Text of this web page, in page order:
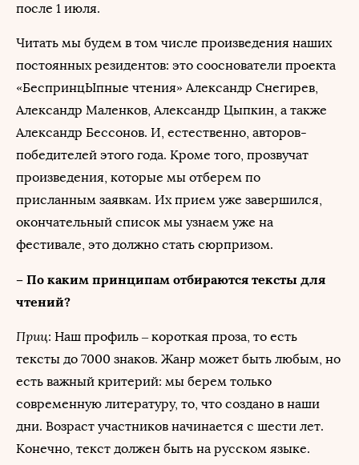
после 1 июля.
Читать мы будем в том числе произведения наших
постоянных резидентов: это сооснователи проекта
«БеспринцЫпные чтения» Александр Снегирев,
Александр Маленков, Александр Цыпкин, а также
Александр Бессонов. И, естественно, авторов-
победителей этого года. Кроме того, прозвучат
произведения, которые мы отберем по
присланным заявкам. Их прием уже завершился,
окончательный список мы узнаем уже на
фестивале, это должно стать сюрпризом.
– По каким принципам отбираются тексты для
чтений?
Приц: Наш профиль – короткая проза, то есть
тексты до 7000 знаков. Жанр может быть любым, но
есть важный критерий: мы берем только
современную литературу, то, что создано в наши
дни. Возраст участников начинается с шести лет.
Конечно, текст должен быть на русском языке.